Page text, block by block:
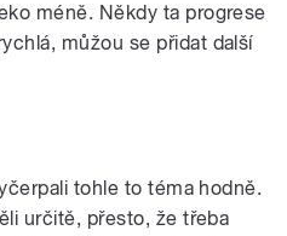
méně. Někdy ta progrese
můžou se přidat další
tohle to téma hodně.
určitě, přesto, že třeba